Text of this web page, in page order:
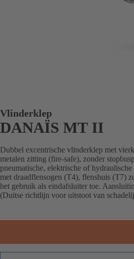
Vlinderklep
DANAÏS MT II
Dubbel excentrische vlinderklep met
metalen zitting (fire-safe), zonder
pneumatische, elektrische of
met draadflensogen (T4), flenshuis (T7)
het gebruik als eindafsluiter toe.
(Duitse richtlijn voor uitstoot van